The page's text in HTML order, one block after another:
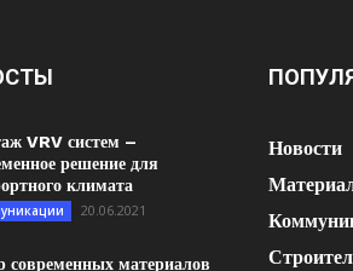
VRV систем –
решение для
климата
20.06.2021
современных материалов
Новости